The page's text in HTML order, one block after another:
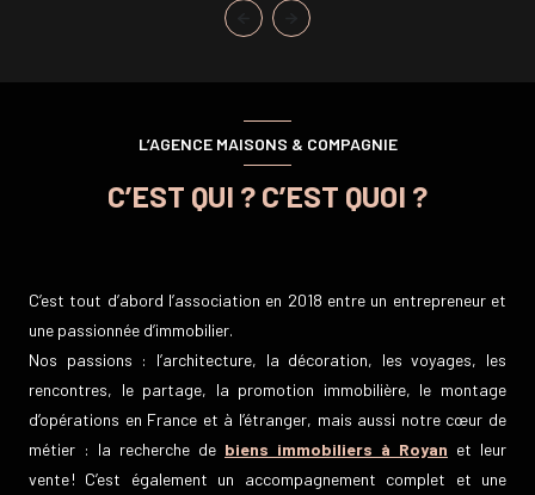
L’AGENCE MAISONS & COMPAGNIE
C’EST QUI ? C’EST QUOI ?
C’est tout d’abord l’association en 2018 entre un entrepreneur et
une passionnée d’immobilier.
Nos passions : l’architecture, la décoration, les voyages, les
rencontres, le partage, la promotion immobilière, le montage
d’opérations en France et à l’étranger, mais aussi notre cœur de
métier : la recherche de biens immobiliers à Royan et leur
vente ! C’est également un accompagnement complet et une